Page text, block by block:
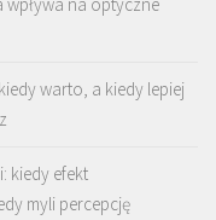
warto, a kiedy lepiej
kiedy efekt
myli percepcję